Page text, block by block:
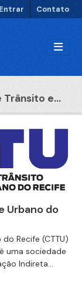
Entrar Contato
e...
Urbano do
Recife (CTTU)
uma sociedade
Indireta...